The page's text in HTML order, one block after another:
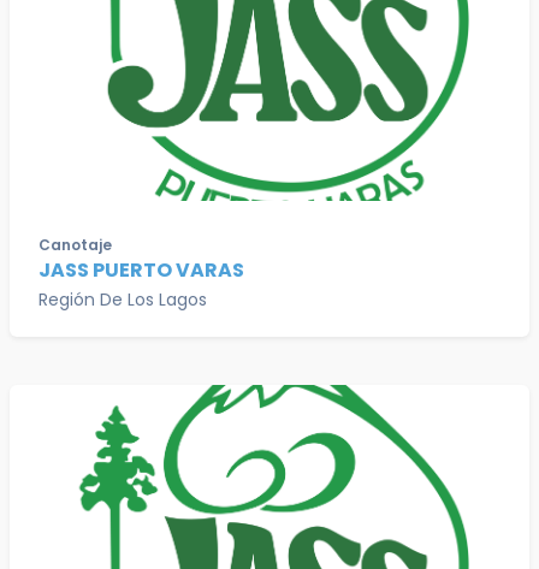
Canotaje
JASS PUERTO VARAS
Región De Los Lagos